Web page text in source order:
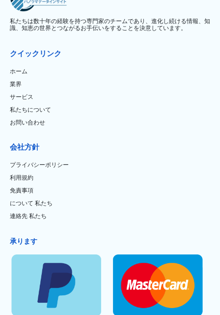
私たちは数十年の経験を持つ専門家のチームであり、進化し続ける情報、知
識、知恵の世界とつながるお手伝いをすることを決意しています。
クイックリンク
ホーム
業界
サービス
私たちについて
お問い合わせ
会社方針
プライバシーポリシー
利用規約
免責事項
について 私たち
連絡先 私たち
承ります